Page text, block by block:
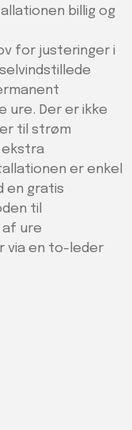
billig og
for justeringer i
ure. Der er ikke
til strøm
ekstra
er enkel
en gratis
til
af ure
via en to-leder